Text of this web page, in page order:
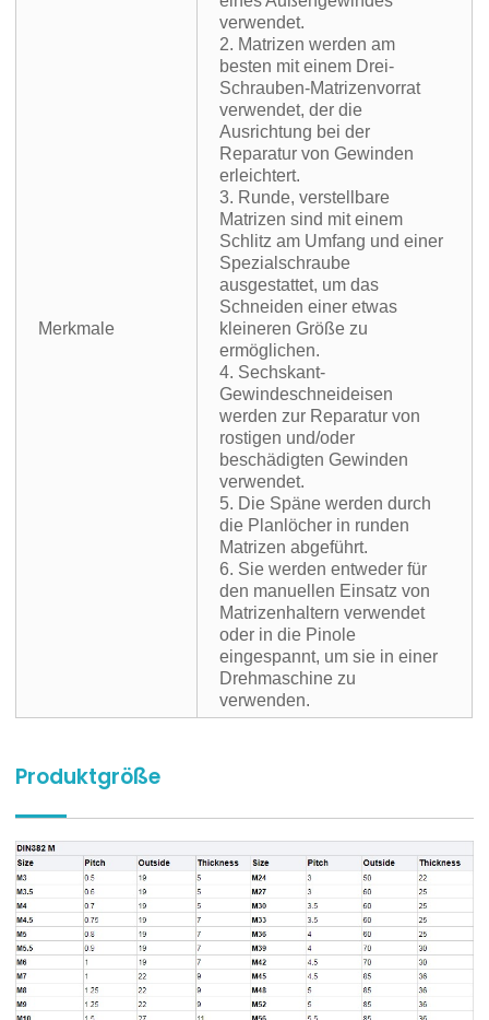
Merkmale
verwendet.
2. Matrizen werden am
besten mit einem Drei-
Schrauben-Matrizenvorrat
verwendet, der die
Ausrichtung bei der
Reparatur von Gewinden
erleichtert.
3. Runde, verstellbare
Matrizen sind mit einem
Schlitz am Umfang und einer
Spezialschraube
ausgestattet, um das
Schneiden einer etwas
kleineren Größe zu
ermöglichen.
4. Sechskant-
Gewindeschneideisen
werden zur Reparatur von
rostigen und/oder
beschädigten Gewinden
verwendet.
5. Die Späne werden durch
die Planlöcher in runden
Matrizen abgeführt.
6. Sie werden entweder für
den manuellen Einsatz von
Matrizenhaltern verwendet
oder in die Pinole
eingespannt, um sie in einer
Drehmaschine zu
verwenden.
Produktgröße